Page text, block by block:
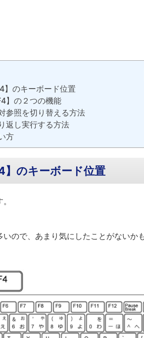
】のキーボード位置
】の２つの機能
参照を切り替える方法
返し実行する方法
方
】のキーボード位置
ので、あまり気にしたことがないか